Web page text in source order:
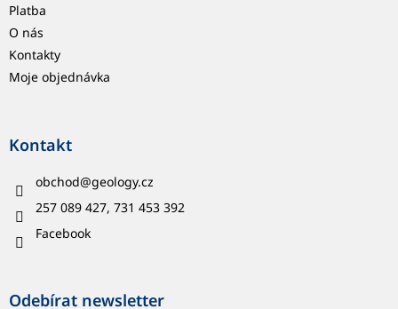
Platba
O nás
Kontakty
Moje objednávka
Kontakt
obchod@geology.cz
257 089 427, 731 453 392
Facebook
Odebírat newsletter